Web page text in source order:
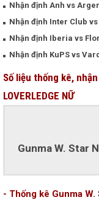
Nhận định Anh vs
Nhận định Inter Club
Nhận định Iberia vs
Nhận định KuPS vs
Số liệu thống kê, nhận
LOVERLEDGE NỮ
Gunma W. Star
- Thống kê Gunma